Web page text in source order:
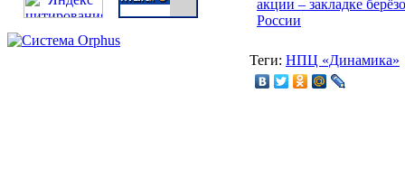
Теги: НПЦ «Динамика»